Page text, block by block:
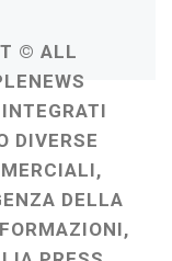
© ALL
DIVERSE
DELLA